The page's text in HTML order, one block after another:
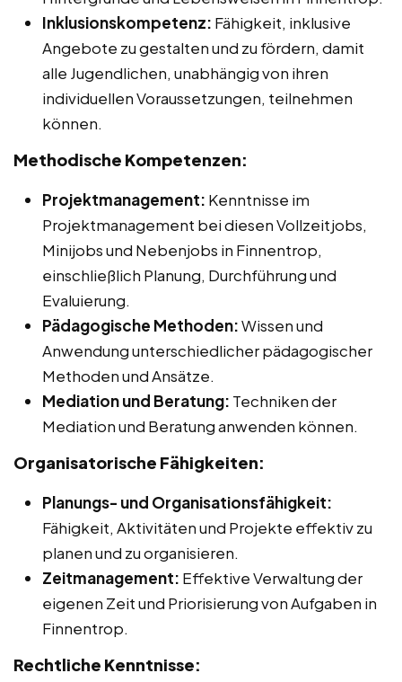
Inklusionskompetenz: Fähigkeit, inklusive
Angebote zu gestalten und zu fördern, damit
alle Jugendlichen, unabhängig von ihren
individuellen Voraussetzungen, teilnehmen
können.
Methodische Kompetenzen:
Projektmanagement: Kenntnisse im
Projektmanagement bei diesen Vollzeitjobs,
Minijobs und Nebenjobs in Finnentrop,
einschließlich Planung, Durchführung und
Evaluierung.
Pädagogische Methoden:Wissen und
Anwendung unterschiedlicher pädagogischer
Methoden und Ansätze.
Mediation und Beratung: Techniken der
Mediation und Beratung anwenden können.
Organisatorische Fähigkeiten:
Planungs- und Organisationsfähigkeit:
Fähigkeit, Aktivitäten und Projekte effektiv zu
planen und zu organisieren.
Zeitmanagement: Effektive Verwaltung der
eigenen Zeit und Priorisierung von Aufgaben in
Finnentrop.
Rechtliche Kenntnisse: